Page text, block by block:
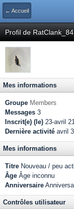
← Accueil
Profil de RatClank_84
Mes informations
Groupe Members
Messages 3
Inscrit(e) (le) 23-avril
Dernière activité avril
Mes informations
Titre Nouveau / peu
Âge Âge inconnu
Anniversaire
Contrôles utilisateur